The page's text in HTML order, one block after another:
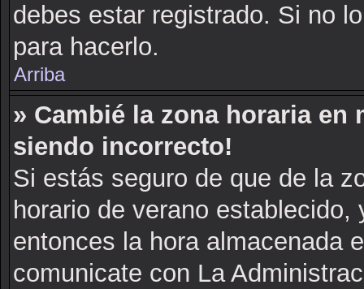
debes estar registrado. Si no
para hacerlo.
Arriba
» Cambié la zona horaria en
siendo incorrecto!
Si estás seguro de que de la
horario de verano
entonces la hora almacenada
comunicate con La